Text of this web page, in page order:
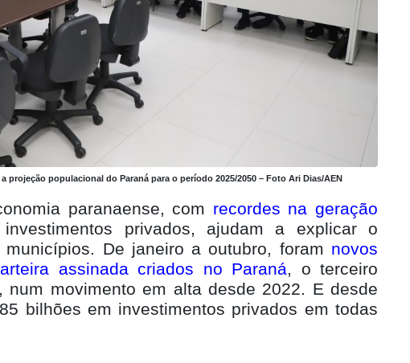
projeção populacional do Paraná para o período 2025/2050 – Foto Ari Dias/AEN
paranaense, com recordes na geração
privados, ajudam a explicar o
De janeiro a outubro, foram novos
assinada criados no Paraná, o terceiro
num movimento em alta desde 2022. E desde
bilhões em investimentos privados em todas